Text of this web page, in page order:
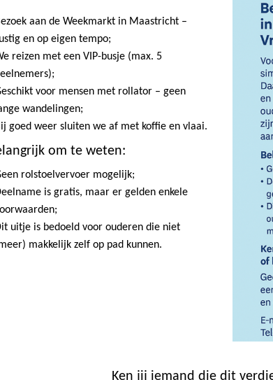
aan de Weekmarkt in Maastricht –
en op eigen tempo;
reizen met een VIP-busje (max. 5
voor mensen met rollator – geen
wandelingen;
goed weer sluiten we af met koffie en vlaai.
om te weten:
rolstoelvervoer mogelijk;
is gratis, maar er gelden enkele
uitje is bedoeld voor ouderen die niet
makkelijk zelf op pad kunnen.
Ken jij iemand die dit